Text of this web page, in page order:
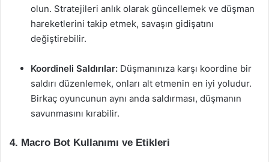
olun. Stratejileri anlık olarak güncellemek ve düşman
hareketlerini takip etmek, savaşın gidişatını
değiştirebilir.
Koordineli Saldırılar: Düşmanınıza karşı koordine bir
saldırı düzenlemek, onları alt etmenin en iyi yoludur.
Birkaç oyuncunun aynı anda saldırması, düşmanın
savunmasını kırabilir.
4. Macro Bot Kullanımı ve Etikleri